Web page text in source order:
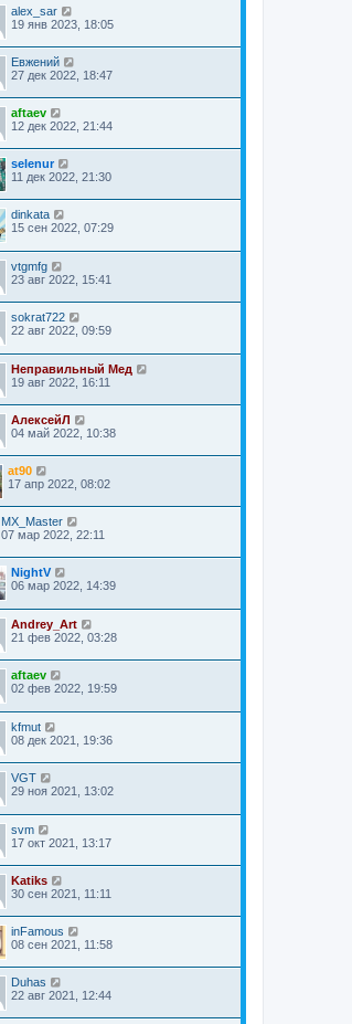
alex_sar
19 янв 2023, 18:05
Евжений
27 дек 2022, 18:47
aftaev
12 дек 2022, 21:44
selenur
11 дек 2022, 21:30
dinkata
15 сен 2022, 07:29
vtgmfg
23 авг 2022, 15:41
sokrat722
22 авг 2022, 09:59
Неправильный Мед
19 авг 2022, 16:11
АлексейЛ
04 май 2022, 10:38
at90
17 апр 2022, 08:02
MX_Master
07 мар 2022, 22:11
NightV
06 мар 2022, 14:39
Andrey_Art
21 фев 2022, 03:28
aftaev
02 фев 2022, 19:59
kfmut
08 дек 2021, 19:36
VGT
29 ноя 2021, 13:02
svm
17 окт 2021, 13:17
Katiks
30 сен 2021, 11:11
inFamous
08 сен 2021, 11:58
Duhas
22 авг 2021, 12:44